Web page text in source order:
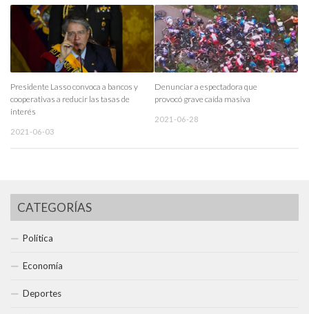
Presidente Lasso convoca a bancos y
cooperativas a reducir las tasas de
interés
2021-06-03
Denunciar a espectadora que
provocó grave caída masiva
2021-06-28
CATEGORÍAS
Política
Economía
Deportes